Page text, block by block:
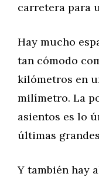
carretera para
Hay mucho
tan cómodo
kilómetros en
milímetro. La
asientos es lo
últimas
Y también hay